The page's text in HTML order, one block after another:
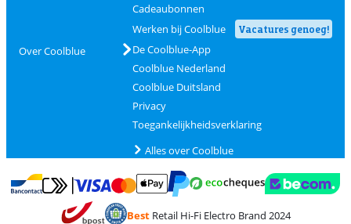
Over Coolblue
Cadeaubonnen
Werken bij Coolblue
Vacatures genoeg!
De Coolblue-App
Coolblue Nederland
Coolblue Duitsland
Privacy
Toegankelijkheidsverklaring
Alles over Coolblue
Betalen met Bancontact
Betalen met MasterCard en Visa via ClickToPay
BestRetail Hi-Fi Electro Brand 2024